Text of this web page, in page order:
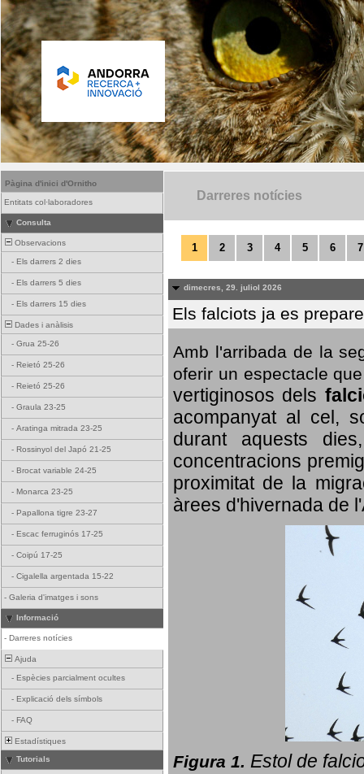
Pàgina d'inici d'Ornitho
Entitats col·laboradores
Consulta
Observacions
- Els darrers 2 dies
- Els darrers 5 dies
- Els darrers 15 dies
Dades i anàlisis
- Grua 25-26
- Reietó 25-26
- Reietó 25-26
- Graula 23-25
- Aratinga mitrada 23-25
- Rossinyol del Japó 21-25
- Brocat variable 24-25
- Monarca 23-25
- Papallona tigre 23-27
- Escac ferruginós 17-25
- Coipú 17-25
- Cigalella argentada 15-22
- Galeria d'imatges i sons
Informació
- Darreres notícies
Ajuda
- Espècies parcialment ocultes
- Explicació dels símbols
- FAQ
Estadístiques
Tutorials
Darreres notícies
1 2 3 4 5 6 7
dimecres, 29. juliol 2026
Els falciots ja es
Amb l'arribada de la
oferir un espectacle
vertiginosos dels
acompanyat al cel,
durant aquests
concentracions
proximitat de la
àrees d'hivernada de
Figura 1. Estol de